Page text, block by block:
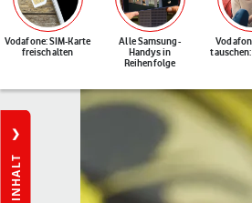
Vodafone: SIM-Karte
freischalten
Alle Samsung-
Handys in
Reihenfolge
INHALT